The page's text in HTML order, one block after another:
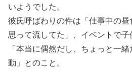
いようでした。
彼氏呼ばわりの件は「仕事中の
思って流してた」、イベントで
「本当に偶然だし、ちょっと一
動」とのこと。